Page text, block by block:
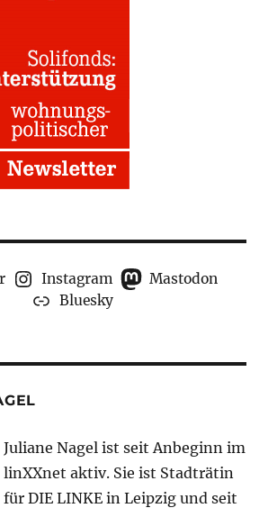
Instagram
Mastodon
Bluesky
Juliane Nagel ist seit Anbeginn im
linXXnet aktiv. Sie ist Stadträtin
für DIE LINKE in Leipzig und seit